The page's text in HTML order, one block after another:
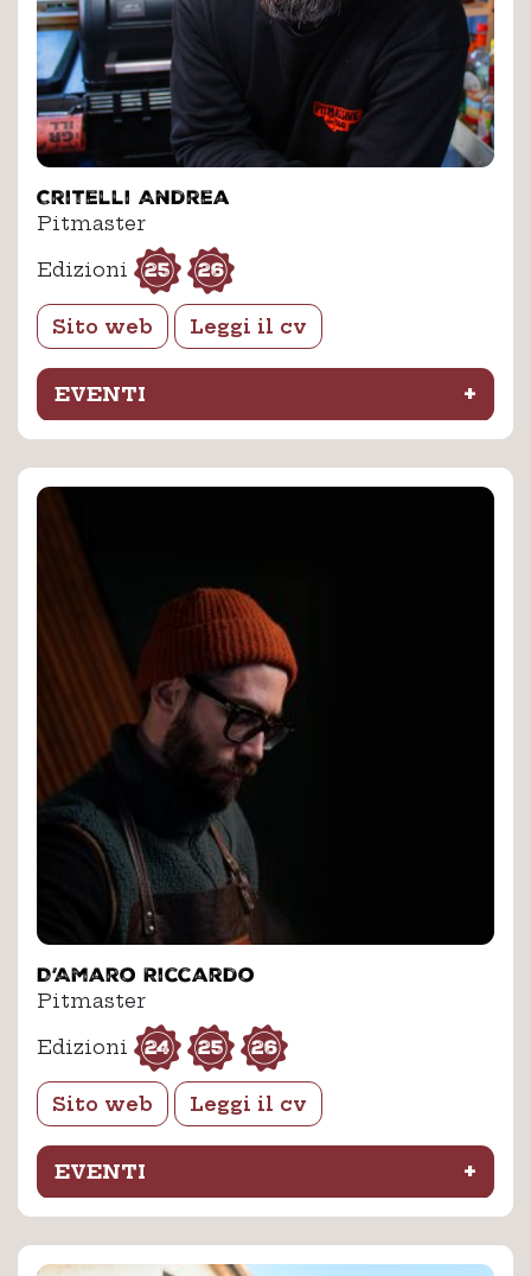
Critelli Andrea
Pitmaster
Edizioni
25 26
Sito web Leggi il cv
EVENTI +
D’Amaro Riccardo
Pitmaster
Edizioni
24 25 26
Sito web Leggi il cv
EVENTI +